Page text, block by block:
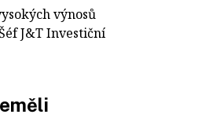
výnosů
J&T Investiční